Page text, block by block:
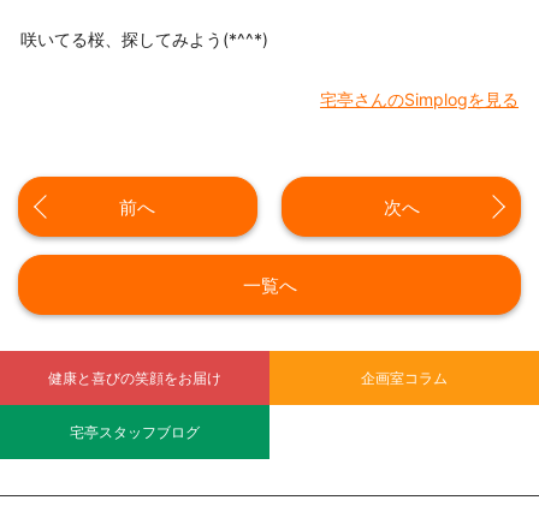
咲いてる桜、探してみよう(*^^*)
宅亭さんのSimplogを見る
前へ 次へ
一覧へ
健康と喜びの笑顔をお届け 企画室コラム
宅亭スタッフブログ